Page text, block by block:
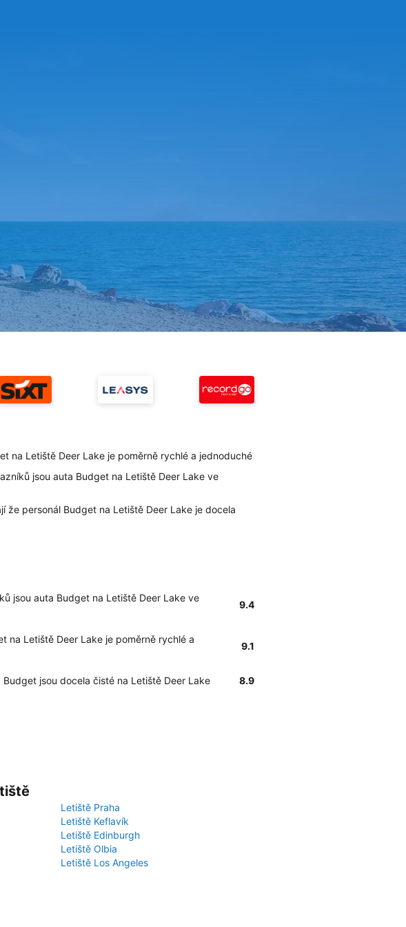
na Letiště Deer Lake je poměrně rychlé a jednoduché
jsou auta Budget na Letiště Deer Lake ve
že personál Budget na Letiště Deer Lake je docela
jsou auta Budget na Letiště Deer Lake ve
9.4
na Letiště Deer Lake je poměrně rychlé a
9.1
jsou docela čisté na Letiště Deer Lake 8.9
Letiště Praha
Letiště Keflavík
Letiště Edinburgh
Letiště Olbia
Letiště Los Angeles